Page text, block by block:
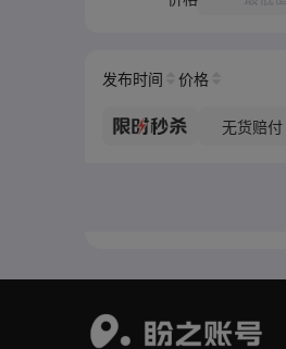
发布时间 价格
无货赔付